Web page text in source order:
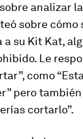
analizar
sobre cómo
su Kit Kat,
Le
como
pero también
cortarlo”.